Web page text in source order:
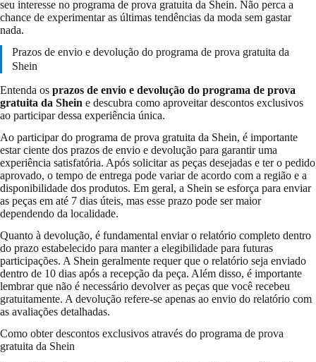
seu interesse no programa de prova gratuita da Shein. Não perca a
chance de experimentar as últimas tendências da moda sem gastar
nada.
Prazos de envio e devolução do programa de prova gratuita da
Shein
Entenda os prazos de envio e devolução do programa de prova
gratuita da Shein e descubra como aproveitar descontos exclusivos
ao participar dessa experiência única.
Ao participar do programa de prova gratuita da Shein, é importante
estar ciente dos prazos de envio e devolução para garantir uma
experiência satisfatória. Após solicitar as peças desejadas e ter o pedido
aprovado, o tempo de entrega pode variar de acordo com a região e a
disponibilidade dos produtos. Em geral, a Shein se esforça para enviar
as peças em até 7 dias úteis, mas esse prazo pode ser maior
dependendo da localidade.
Quanto à devolução, é fundamental enviar o relatório completo dentro
do prazo estabelecido para manter a elegibilidade para futuras
participações. A Shein geralmente requer que o relatório seja enviado
dentro de 10 dias após a recepção da peça. Além disso, é importante
lembrar que não é necessário devolver as peças que você recebeu
gratuitamente. A devolução refere-se apenas ao envio do relatório com
as avaliações detalhadas.
Como obter descontos exclusivos através do programa de prova
gratuita da Shein